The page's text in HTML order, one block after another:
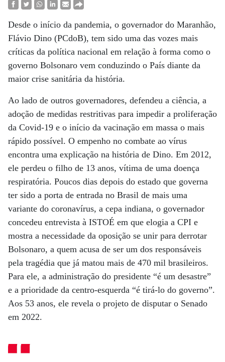
Desde o início da pandemia, o governador do Maranhão,
Flávio Dino (PCdoB), tem sido uma das vozes mais
críticas da política nacional em relação à forma como o
governo Bolsonaro vem conduzindo o País diante da
maior crise sanitária da história.
Ao lado de outros governadores, defendeu a ciência, a
adoção de medidas restritivas para impedir a proliferação
da Covid-19 e o início da vacinação em massa o mais
rápido possível. O empenho no combate ao vírus
encontra uma explicação na história de Dino. Em 2012,
ele perdeu o filho de 13 anos, vítima de uma doença
respiratória. Poucos dias depois do estado que governa
ter sido a porta de entrada no Brasil de mais uma
variante do coronavírus, a cepa indiana, o governador
concedeu entrevista à ISTOÉ em que elogia a CPI e
mostra a necessidade da oposição se unir para derrotar
Bolsonaro, a quem acusa de ser um dos responsáveis
pela tragédia que já matou mais de 470 mil brasileiros.
Para ele, a administração do presidente “é um desastre”
e a prioridade da centro-esquerda “é tirá-lo do governo”.
Aos 53 anos, ele revela o projeto de disputar o Senado
em 2022.